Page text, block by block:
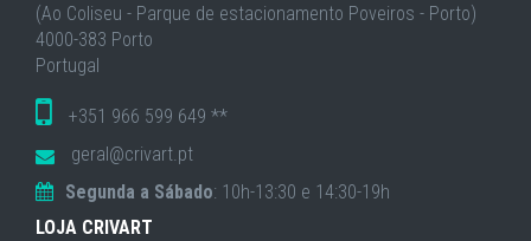
(Ao Coliseu - Parque de estacionamento Poveiros - Porto)
4000-383 Porto
Portugal
+351 966 599 649 **
geral@crivart.pt
Segunda a Sábado: 10h-13:30 e 14:30-19h
LOJA CRIVART